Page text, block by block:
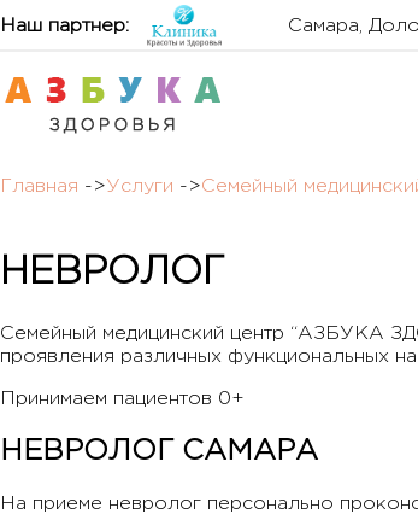
Наш партнер: Самара,
Главная ->Услуги ->Семейный
НЕВРОЛОГ
Семейный медицинский центр “АЗБУКА
проявления различных функциональных
Принимаем пациентов 0+
НЕВРОЛОГ САМАРА
На приеме невролог персонально